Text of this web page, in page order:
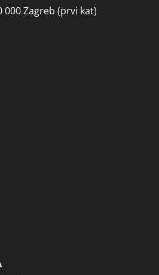
000 Zagreb (prvi kat)